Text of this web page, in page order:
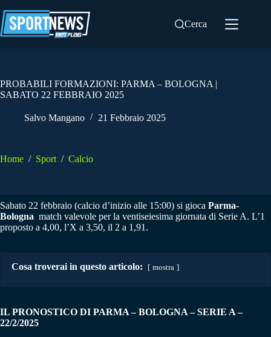
al
contenuto
Cerca
PROBABILI FORMAZIONI: PARMA – BOLOGNA |
SABATO 22 FEBBRAIO 2025
Salvo Mangano 21 Febbraio 2025
Home / Sport / Calcio
Sabato 22 febbraio (calcio d’inizio alle 15:00) si gioca Parma-
Bologna match valevole per la ventiseiesima giornata di Serie A. L’1
proposto a 4,00, l’X a 3,50, il 2 a 1,91.
Cosa troverai in questo articolo: mostra
IL PRONOSTICO DI PARMA – BOLOGNA – SERIE A –
22/2/2025